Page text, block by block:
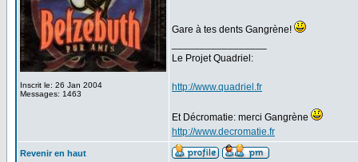
Inscrit le: 26 Jan 2004
Messages: 1463
Gare à tes dents Gangrène!
Le Projet Quadriel:
http://www.quadriel.fr
Et Décromatie: merci Gangrène
http://www.decromatie.fr
Revenir en haut